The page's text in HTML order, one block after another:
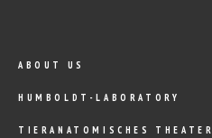
ABOUT US
HUMBOLDT-LABORATORY
TIERANATOMISCHES THEATER